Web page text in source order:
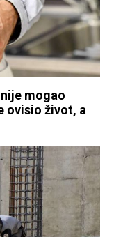
mogao
ovisio život, a